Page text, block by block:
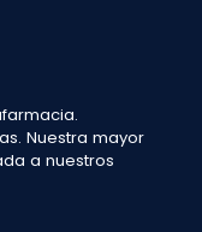
Nuestra mayor
a nuestros